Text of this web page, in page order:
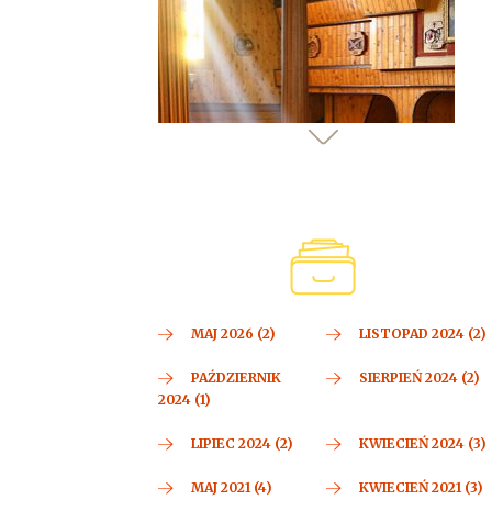
MAJ 2026 (2) LISTOPAD 2024 (2)
PAŹDZIERNIK
2024 (1)
SIERPIEŃ 2024 (2)
LIPIEC 2024 (2) KWIECIEŃ 2024 (3)
MAJ 2021 (4) KWIECIEŃ 2021 (3)